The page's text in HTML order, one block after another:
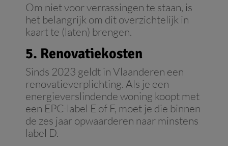
Om niet voor verrassingen te staan, is
het belangrijk om dit overzichtelijk in
kaart te (laten) brengen.
5. Renovatiekosten
Sinds 2023 geldt in Vlaanderen een
renovatieverplichting. Als je een
energieverslindende woning koopt met
een EPC-label E of F, moet je die binnen
de zes jaar opwaarderen naar minstens
label D.